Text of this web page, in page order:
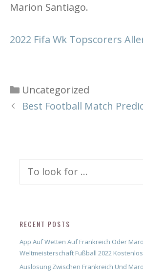
Marion Santiago.
2022 Fifa Wk Topscorers
Categories
Uncategorized
Best Football Match
RECENT POSTS
App Auf Wetten Auf Frankreich Oder
Weltmeisterschaft Fußball 2022
Auslosung Zwischen Frankreich Und